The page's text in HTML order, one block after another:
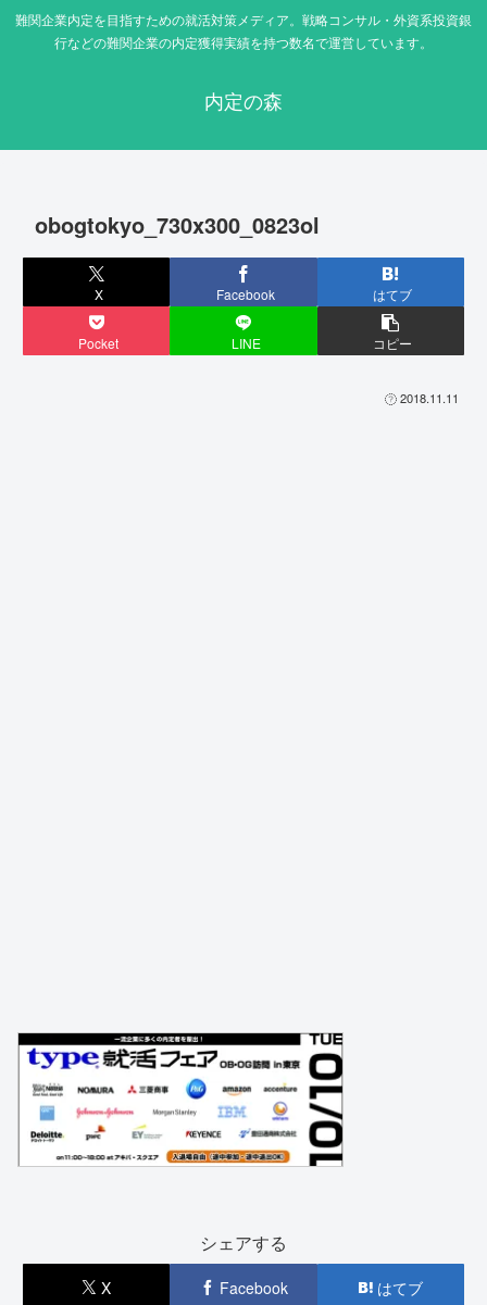
難関企業内定を目指すための就活対策メディア。戦略コンサル・外資系投資銀
行などの難関企業の内定獲得実績を持つ数名で運営しています。
内定の森
obogtokyo_730x300_0823ol
X Facebook はてブ
Pocket LINE コピー
2018.11.11
シェアする
X Facebook はてブ